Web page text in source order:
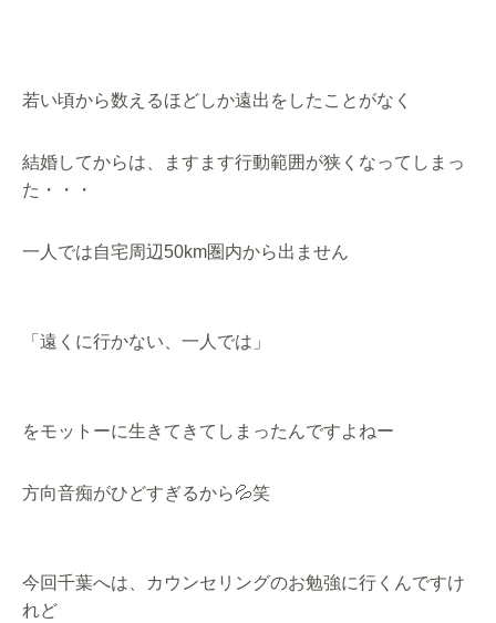
若い頃から数えるほどしか遠出をしたことがなく
結婚してからは、ますます行動範囲が狭くなってしまっ
た・・・
一人では自宅周辺50km圏内から出ません
「遠くに行かない、一人では」
をモットーに生きてきてしまったんですよねー
方向音痴がひどすぎるから💦笑
今回千葉へは、カウンセリングのお勉強に行くんですけ
れど